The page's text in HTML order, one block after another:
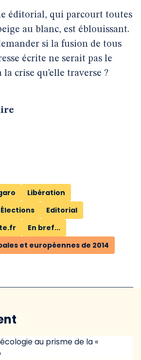
éditorial, qui parcourt toutes
au blanc, est éblouissant.
si la fusion de tous
écrite ne serait pas le
crise qu’elle traverse ?
Libération
Élections
Editorial
En bref...
et européennes de 2014